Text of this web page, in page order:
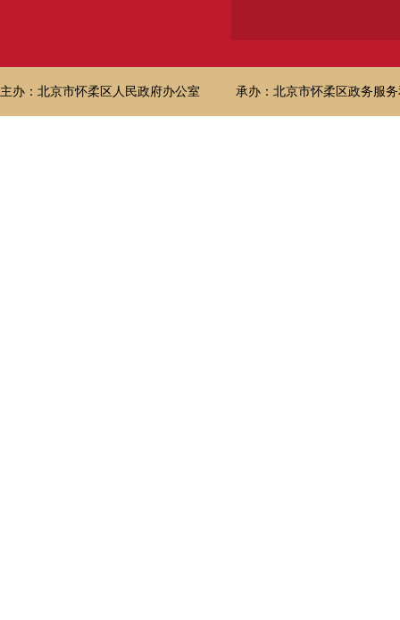
主办：北京市怀柔区人民政府办公室 承办：北京市怀柔区政务服